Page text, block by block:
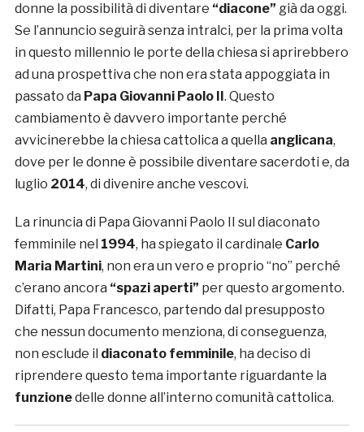
donne la possibilità di diventare “diacone” già da oggi.
Se l’annuncio seguirà senza intralci, per la prima volta
in questo millennio le porte della chiesa si aprirebbero
ad una prospettiva che non era stata appoggiata in
passato da Papa Giovanni Paolo II . Questo
cambiamento è davvero importante perché
avvicinerebbe la chiesa cattolica a quella anglicana,
dove per le donne è possibile diventare sacerdoti e, da
luglio 2014, di divenire anche vescovi.
La rinuncia di Papa Giovanni Paolo II sul diaconato
femminile nel 1994, ha spiegato il cardinale Carlo
Maria Martini, non era un vero e proprio “no” perché
c’erano ancora “spazi aperti” per questo argomento.
Difatti, Papa Francesco, partendo dal presupposto
che nessun documento menziona, di conseguenza,
non esclude il diaconato femminile, ha deciso di
riprendere questo tema importante riguardante la
funzionedelle donne all’interno comunità cattolica.